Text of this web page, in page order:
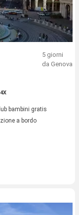
5 giorni
da Genova
bambini gratis
a bordo